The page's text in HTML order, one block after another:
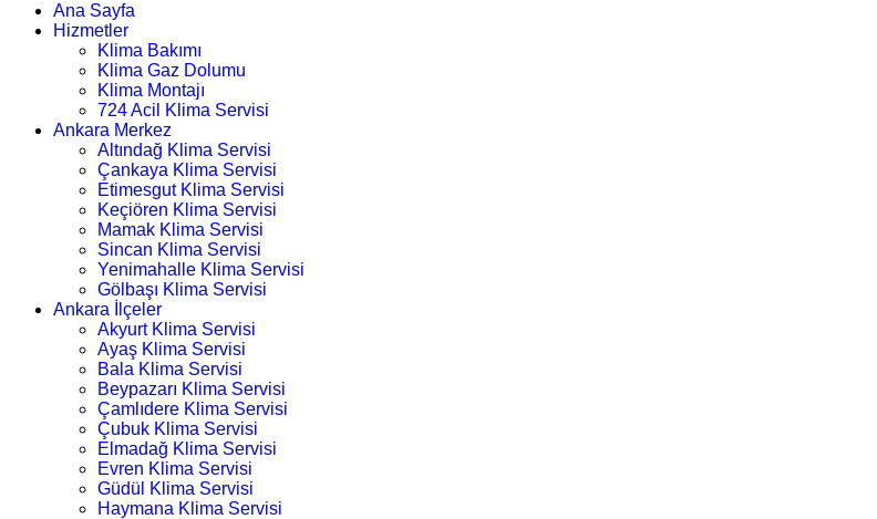
Ana Sayfa
Hizmetler
Klima Bakımı
Klima Gaz Dolumu
Klima Montajı
724 Acil Klima Servisi
Ankara Merkez
Altındağ Klima Servisi
Çankaya Klima Servisi
Etimesgut Klima Servisi
Keçiören Klima Servisi
Mamak Klima Servisi
Sincan Klima Servisi
Yenimahalle Klima Servisi
Gölbaşı Klima Servisi
Ankara İlçeler
Akyurt Klima Servisi
Ayaş Klima Servisi
Bala Klima Servisi
Beypazarı Klima Servisi
Çamlıdere Klima Servisi
Çubuk Klima Servisi
Elmadağ Klima Servisi
Evren Klima Servisi
Güdül Klima Servisi
Haymana Klima Servisi